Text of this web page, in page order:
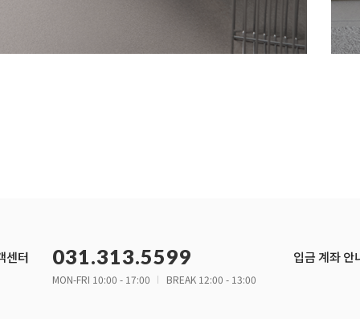
센터 031.313.5599
MON-FRI 10:00 - 17:00 BREAK 12:00 - 13:00
입금 계좌 안